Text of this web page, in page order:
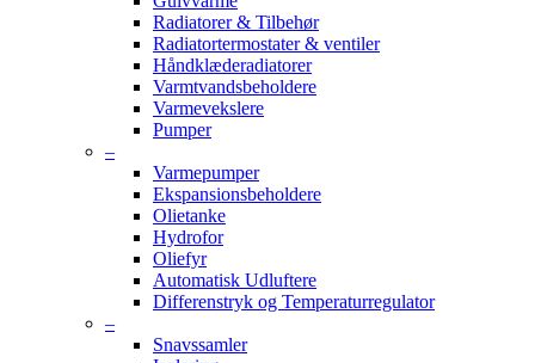
Radiatorer & Tilbehør
Radiatortermostater & ventiler
Håndklæderadiatorer
Varmtvandsbeholdere
Varmevekslere
Pumper
–
Varmepumper
Ekspansionsbeholdere
Olietanke
Hydrofor
Oliefyr
Automatisk Udluftere
Differenstryk og Temperaturregulator
–
Snavssamler